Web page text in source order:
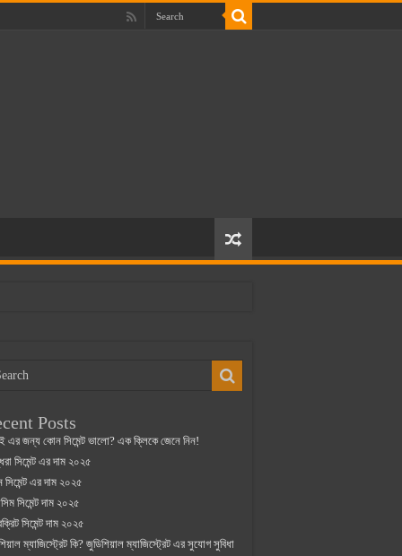
Posts
এর জন্য কোন সিমেন্ট ভালো? এক ক্লিকে জেনে নিন!
সিমেন্ট এর দাম ২০২৫
সিমেন্ট এর দাম ২০২৫
সিমেন্ট দাম ২০২৫
সিমেন্ট দাম ২০২৫
ম্যাজিস্ট্রেট কি? জুডিশিয়াল ম্যাজিস্ট্রেট এর সুযোগ সুবিধা